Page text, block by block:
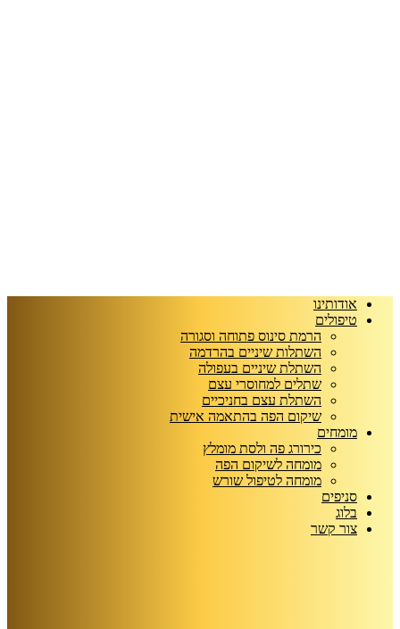
אודותינו
טיפולים
הרמת סינוס פתוחה וסגורה
השתלות שיניים בהרדמה
השתלת שיניים בעפולה
שתלים למחוסרי עצם
השתלת עצם בחניכיים
שיקום הפה בהתאמה אישית
מומחים
כירורג פה ולסת מומלץ
מומחה לשיקום הפה
מומחה לטיפול שורש
סניפים
בלוג
צור קשר